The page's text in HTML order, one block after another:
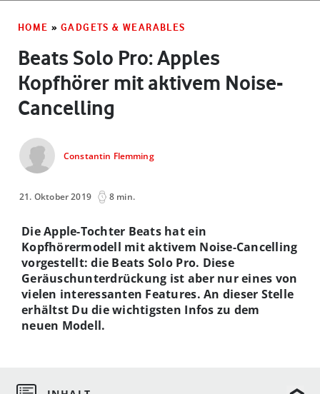
HOME » GADGETS & WEARABLES
Beats Solo Pro: Apples
Kopfhörer mit aktivem Noise-
Cancelling
Constantin Flemming
21. Oktober 2019 8 min.
Die Apple-Tochter Beats hat ein
Kopfhörermodell mit aktivem Noise-Cancelling
vorgestellt: die Beats Solo Pro. Diese
Geräuschunterdrückung ist aber nur eines von
vielen interessanten Features. An dieser Stelle
erhältst Du die wichtigsten Infos zu dem
neuen Modell.